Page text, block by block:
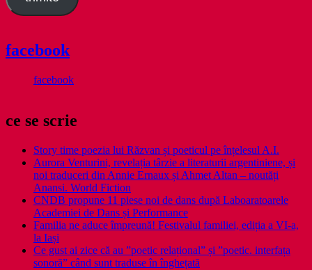
facebook
facebook
ce se scrie
Story time poezia lui Răzvan și poeticul pe înțelesul A.I.
Aurora Venturini, revelația târzie a literaturii argentiniene, și
noi traduceri din Annie Ernaux și Ahmet Altan – noutăți
Anansi. World Fiction
CNDB propune 11 piese noi de dans după Laboaratoarele
Academiei de Dans și Performance
Familia ne aduce împreună! Festivalul familiei, ediția a VI-a,
la Iași
Ce gust ai zice că au ”poetic relațional” și ”poetic. interfața
sonoră” când sunt traduse în înghețată